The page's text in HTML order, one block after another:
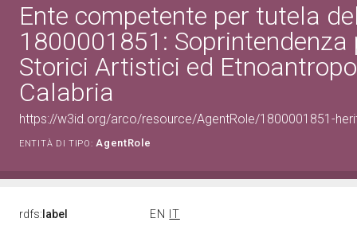
Ente competente per tutela
1800001851: Soprintendenza
Storici Artistici ed
Calabria
https://w3id.org/arco/resource/AgentRole/1800001851-
ENTITÀ DI TIPO: AgentRole
rdfs: label EN
IT